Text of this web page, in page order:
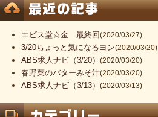
エビス堂☆金 最終回(2020/03/27)
3/20ちょっと気になるヨン(2020/03/20)
ABS求人ナビ（3/20）(2020/03/20)
春野菜のバターみそ汁(2020/03/20)
ABS求人ナビ（3/13）(2020/03/13)